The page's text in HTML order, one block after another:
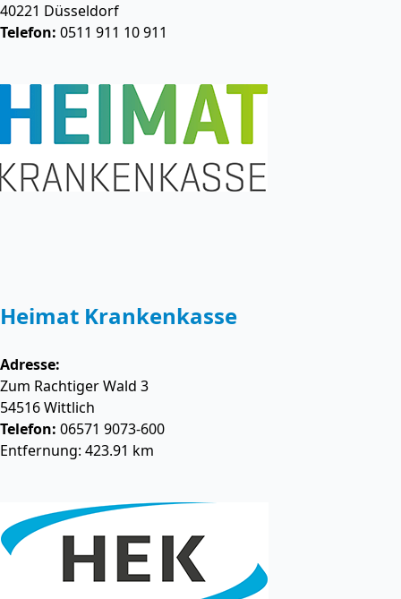
40221 Düsseldorf
Telefon: 0511 911 10 911
Heimat Krankenkasse
Adresse:
Zum Rachtiger Wald 3
54516Wittlich
Telefon: 06571 9073-600
Entfernung: 423.91 km